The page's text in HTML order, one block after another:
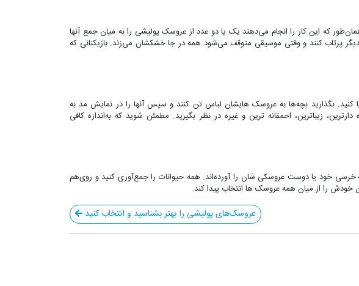
که این کار را انجام می‌دهند یک یا دو عدد از عروسک پولیشی را به میان جمع آنها
پرتاب ‌کنند و وقتی موسیقی متوقف می‌شود همه در جا خشکشان می‌زند. بازیکنانی که
کنید. بگذارید بچه‌ها به عروسک هایشان لباس تن کنند و سپس آنها را در نمایش مد به
زیباترین، احمقانه ‌ترین و غیره در نظر بگیرید. مطمئن شوید که به‌اندازه کافی
خود یا دوست عروسکی‌ شان را آورده‌اند. همه حیوانات را جمع‌آوری کنید و روی‌هم
خودش را از میان همه عروسک ها انتخاب پیدا کند.
عروسک‌های پولیشی را بهتر بشناسید و انتخاب کنید